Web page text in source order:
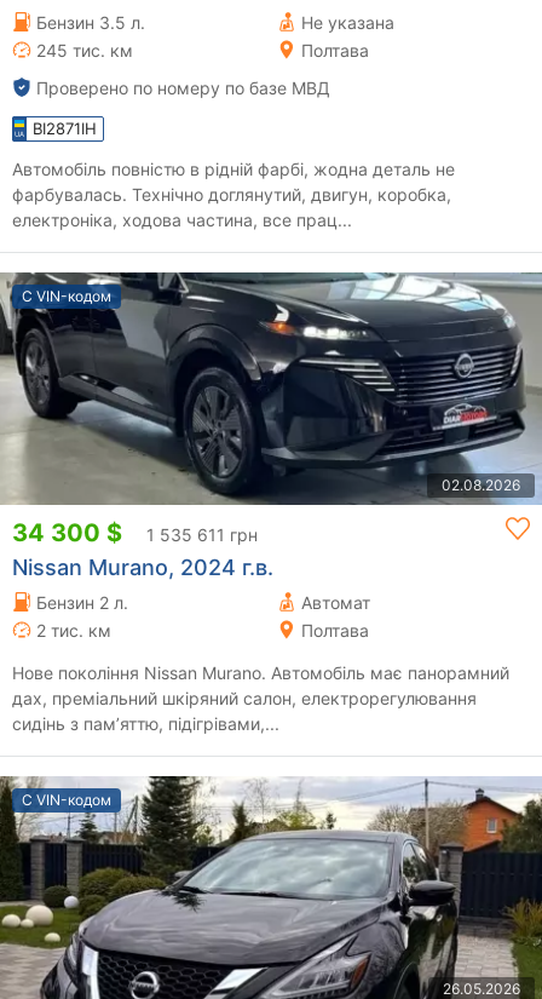
Бензин 3.5 л.
Не указана
245 тис. км
Полтава
Проверено по номеру по базе МВД
BI2871IH
Автомобіль повністю в рідній фарбі, жодна деталь не
фарбувалась. Технічно доглянутий, двигун, коробка,
електроніка, ходова частина, все прац...
С VIN-кодом
02.08.2026
34 300 $ 1 535 611 грн
Nissan Murano, 2024 г.в.
Бензин 2 л.
Автомат
2 тис. км
Полтава
Нове покоління Nissan Murano. Автомобіль має панорамний
дах, преміальний шкіряний салон, електрорегулювання
сидінь з пам’яттю, підігрівами,...
С VIN-кодом
26.05.2026